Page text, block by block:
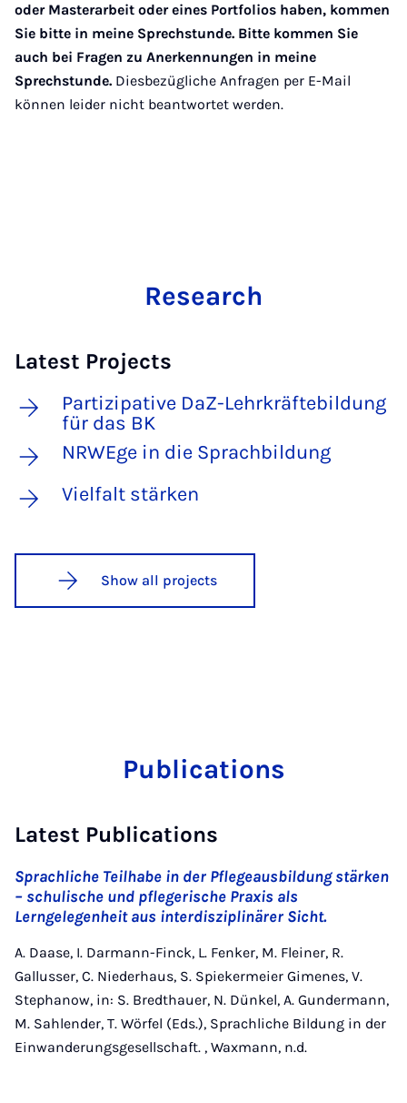
oder Masterarbeit oder eines Portfolios haben, kommen
Sie bitte in meine Sprechstunde. Bitte kommen Sie
auch bei Fragen zu Anerkennungen in meine
Sprechstunde. Diesbezügliche Anfragen per E-Mail
können leider nicht beantwortet werden.
Research
Latest Projects
Partizipative DaZ-Lehrkräftebildung
für das BK
NRWEge in die Sprachbildung
Vielfalt stärken
Show all projects
Publications
Latest Publications
Sprachliche Teilhabe in der Pflegeausbildung stärken
– schulische und pflegerische Praxis als
Lerngelegenheit aus interdisziplinärer Sicht.
A. Daase, I. Darmann-Finck, L. Fenker, M. Fleiner, R.
Gallusser, C. Niederhaus, S. Spiekermeier Gimenes, V.
Stephanow, in: S. Bredthauer, N. Dünkel, A. Gundermann,
M. Sahlender, T. Wörfel (Eds.), Sprachliche Bildung in der
Einwanderungsgesellschaft. , Waxmann, n.d.